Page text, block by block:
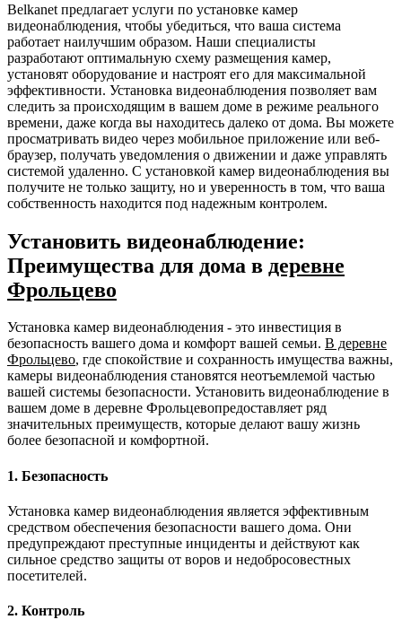
Belkanet предлагает услуги по установке камер
видеонаблюдения, чтобы убедиться, что ваша система
работает наилучшим образом. Наши специалисты
разработают оптимальную схему размещения камер,
установят оборудование и настроят его для максимальной
эффективности. Установка видеонаблюдения позволяет вам
следить за происходящим в вашем доме в режиме реального
времени, даже когда вы находитесь далеко от дома. Вы можете
просматривать видео через мобильное приложение или веб-
браузер, получать уведомления о движении и даже управлять
системой удаленно. С установкой камер видеонаблюдения вы
получите не только защиту, но и уверенность в том, что ваша
собственность находится под надежным контролем.
Установить видеонаблюдение:
Преимущества для дома в деревне
Фрольцево
Установка камер видеонаблюдения - это инвестиция в
безопасность вашего дома и комфорт вашей семьи. В деревне
Фрольцево, где спокойствие и сохранность имущества важны,
камеры видеонаблюдения становятся неотъемлемой частью
вашей системы безопасности. Установить видеонаблюдение в
вашем доме в деревне Фрольцевопредоставляет ряд
значительных преимуществ, которые делают вашу жизнь
более безопасной и комфортной.
1. Безопасность
Установка камер видеонаблюдения является эффективным
средством обеспечения безопасности вашего дома. Они
предупреждают преступные инциденты и действуют как
сильное средство защиты от воров и недобросовестных
посетителей.
2. Контроль